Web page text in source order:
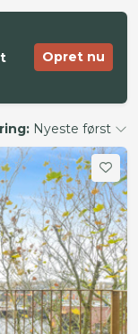
Opret nu
Nyeste først